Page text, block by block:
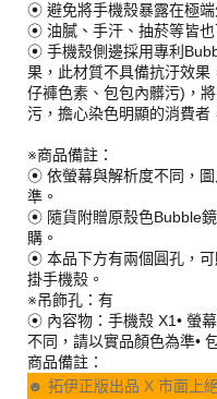
⦿ 避免將手機殼暴露在極端
⦿ 油膩、手汗、抽菸等皆也
⦿ 手機殼側邊採用專利
果，此材質不具備抗汙效
仔褲色素、包包內髒污)，
污，擔心染色明顯的消費者
※商品備註：
⦿ 依螢幕與解析度不同，
準。
⦿ 隨貨附贈原殼色Bubble
購。
⦿ 本品下方有兩個圓孔，
掛手機殼。
※吊飾孔：有
⦿ 內容物：手機殼 X1• 螢
不同，請以實品顏色為準•
商品備註：
☻ 拓伊正版出品 X 市面上